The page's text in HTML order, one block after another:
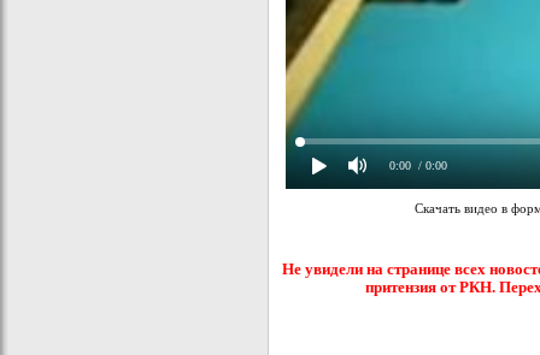
0:00 / 0:00
Скачать видео в
Не увидели на странице всех
притензия от РКН.